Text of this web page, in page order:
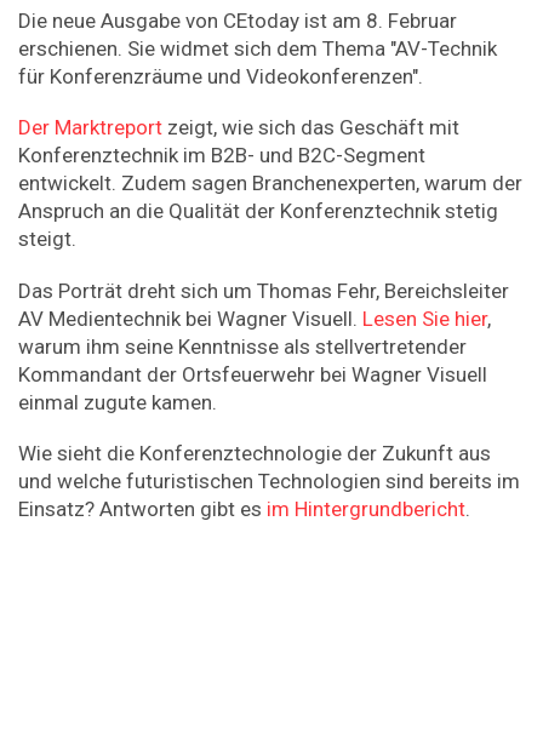
Die neue Ausgabe von CEtoday ist am 8. Februar
erschienen. Sie widmet sich dem Thema "AV-Technik
für Konferenzräume und Videokonferenzen".
Der Marktreport zeigt, wie sich das Geschäft mit
Konferenztechnik im B2B- und B2C-Segment
entwickelt. Zudem sagen Branchenexperten, warum der
Anspruch an die Qualität der Konferenztechnik stetig
steigt.
Das Porträt dreht sich um Thomas Fehr, Bereichsleiter
AV Medientechnik bei Wagner Visuell. Lesen Sie hier,
warum ihm seine Kenntnisse als stellvertretender
Kommandant der Ortsfeuerwehr bei Wagner Visuell
einmal zugute kamen.
Wie sieht die Konferenztechnologie der Zukunft aus
und welche futuristischen Technologien sind bereits im
Einsatz? Antworten gibt es im Hintergrundbericht.